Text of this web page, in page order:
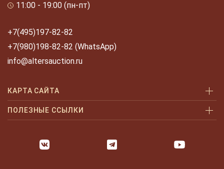
11:00 - 19:00 (пн-пт)
+7(495)197-82-82
+7(980)198-82-82 (WhatsApp)
info@altersauction.ru
КАРТА САЙТА
Аукционы
Как продать
ПОЛЕЗНЫЕ ССЫЛКИ
Оплата и доставка